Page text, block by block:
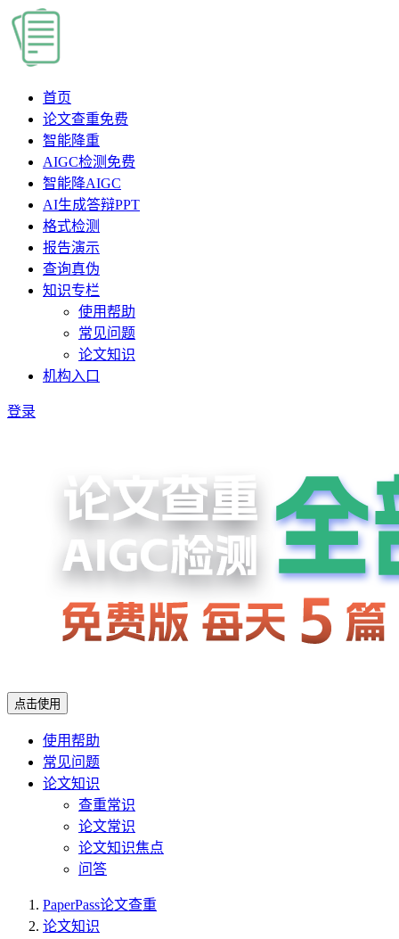
首页
论文查重免费
智能降重
AIGC检测 免费
智能降AIGC
AI生成答辩PPT
格式检测
报告演示
查询真伪
知识专栏
使用帮助
常见问题
论文知识
机构入口
登录
点击使用
使用帮助
常见问题
论文知识
查重常识
论文常识
论文知识焦点
问答
PaperPass论文查重
论文知识